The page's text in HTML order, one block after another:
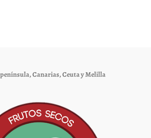
elegir
página
de
Canarias, Ceuta y Melilla